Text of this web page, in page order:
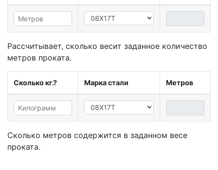
Рассчитывает, сколько весит заданное количество
метров проката.
Сколько кг.? Марка стали Метров
Сколько метров содержится в заданном весе
проката.